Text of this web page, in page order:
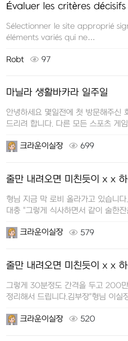
Évaluer les critères
Sélectionner le site approprié
éléments variés qui ne…
Robt 97
마닐라 생활바카라 일주일
안녕하세요 몇일전에 첫 방문해주신
드리려 합니다. 다른 모든 스포츠 게
크라운이실장
699
줄만 내려오면 미친듯이 x x
형님 지금 막 로비 올라가고 있습니
대충 "그렇게 식사하면서 같이 술한
크라운이실장
579
줄만 내려오면 미친듯이 x x
그렇게 30분정도 간격을 두고 200
정리해서 드립니다.김부장"형님 이실
크라운이실장
520